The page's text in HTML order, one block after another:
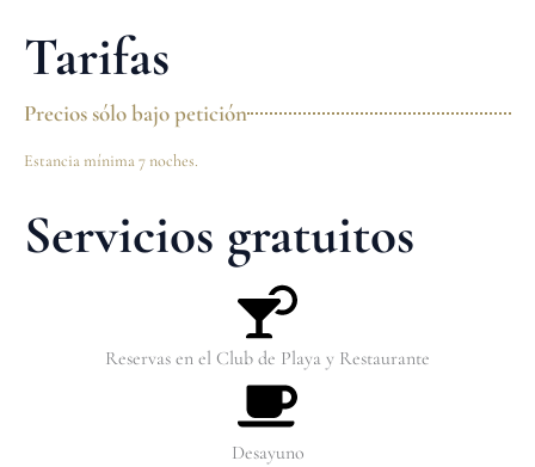
Tarifas
Precios sólo bajo petición
Estancia mínima 7 noches.
Servicios gratuitos
Reservas en el Club de Playa y Restaurante
Desayuno